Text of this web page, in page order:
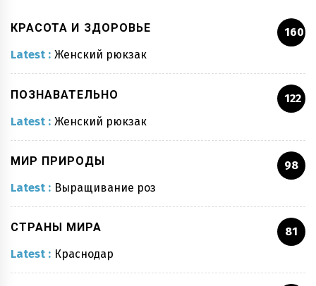
КРАСОТА И ЗДОРОВЬЕ
160
Latest : Женский рюкзак
ПОЗНАВАТЕЛЬНО
122
Latest : Женский рюкзак
МИР ПРИРОДЫ
98
Latest : Выращивание роз
СТРАНЫ МИРА
81
Latest : Краснодар